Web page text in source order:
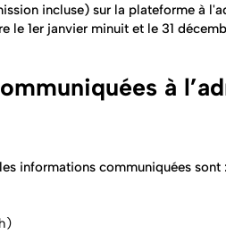
incluse) sur la plateforme à
le 1er janvier minuit et le 31
à
informations communiquées sont :